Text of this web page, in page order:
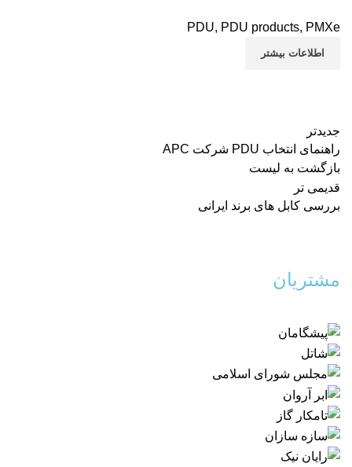
PDU, PDU products, PMXe
اطلاعات بیشتر
جدیدتر
راهنمای انتخاب PDU شرکت APC
بازگشت به لیست
قدیمی تر
بررسی کابل های برند ایرانی
مشتریان